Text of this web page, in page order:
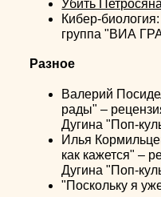
Убить Петросяна
Кибер-
группа "ВИА
Разное
Валерий
рады" –
Дугина "Поп-
Илья
как кажется" –
Дугина "Поп-
"Поскольку я